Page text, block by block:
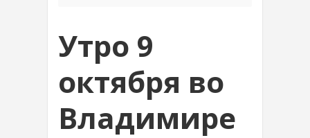
Утро 9
октября во
Владимире